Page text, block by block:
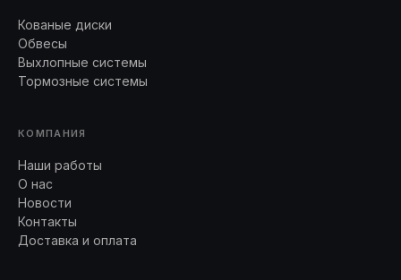
Кованые диски
Обвесы
Выхлопные системы
Тормозные системы
КОМПАНИЯ
Наши работы
О нас
Новости
Контакты
Доставка и оплата